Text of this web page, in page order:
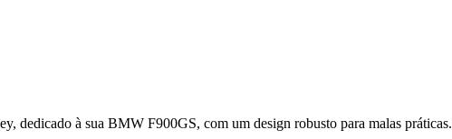
dedicado à sua BMW F900GS, com um design robusto para malas práticas.